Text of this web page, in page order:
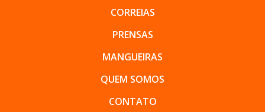
CORREIAS
PRENSAS
MANGUEIRAS
QUEM SOMOS
CONTATO